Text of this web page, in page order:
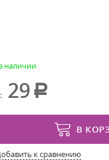
наличии
29
В
к сравнению